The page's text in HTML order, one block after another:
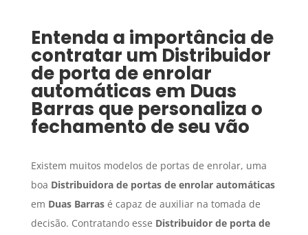
Entenda a importância de
contratar umDistribuidor
de porta de enrolar
automáticas em Duas
Barras que personaliza o
fechamento de seu vão
Existem muitos modelos de portas de enrolar, uma
boa Distribuidora de portas de enrolar automáticas
em Duas Barrasé capaz de auxiliar na tomada de
decisão. Contratando esse Distribuidor de porta de